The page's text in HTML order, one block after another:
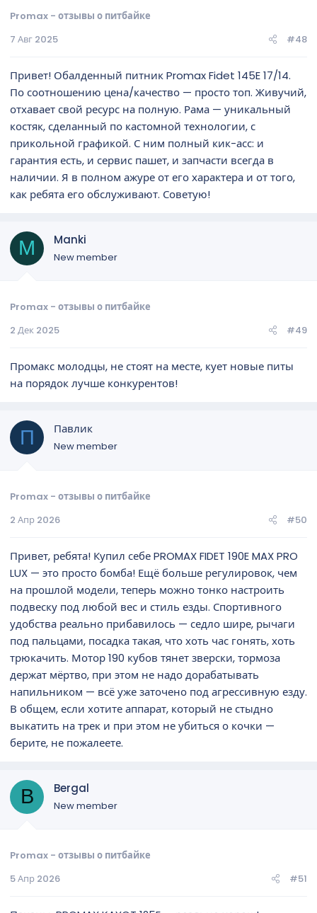
Promax - отзывы о питбайке
7 Авг 2025
#48
Привет! Обалденный питник Promax Fidet 145E 17/14.
По соотношению цена/качество — просто топ. Живучий,
отхавает свой ресурс на полную. Рама — уникальный
костяк, сделанный по кастомной технологии, с
прикольной графикой. С ним полный кик-асс: и
гарантия есть, и сервис пашет, и запчасти всегда в
наличии. Я в полном ажуре от его характера и от того,
как ребята его обслуживают. Советую!
M Manki
New member
Promax - отзывы о питбайке
2 Дек 2025
#49
Промакс молодцы, не стоят на месте, кует новые питы
на порядок лучше конкурентов!
П Павлик
New member
Promax - отзывы о питбайке
2 Апр 2026
#50
Привет, ребята! Купил себе PROMAX FIDET 190E MAX PRO
LUX — это просто бомба! Ещё больше регулировок, чем
на прошлой модели, теперь можно тонко настроить
подвеску под любой вес и стиль езды. Спортивного
удобства реально прибавилось — седло шире, рычаги
под пальцами, посадка такая, что хоть час гонять, хоть
трюкачить. Мотор 190 кубов тянет зверски, тормоза
держат мёртво, при этом не надо дорабатывать
напильником — всё уже заточено под агрессивную езду.
В общем, если хотите аппарат, который не стыдно
выкатить на трек и при этом не убиться о кочки —
берите, не пожалеете.
B Bergal
New member
Promax - отзывы о питбайке
5 Апр 2026
#51